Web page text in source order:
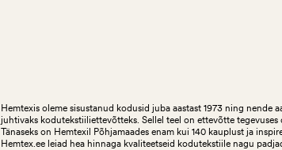
Hemtexis oleme sisustanud kodusid juba aastast 1973 ning nende
juhtivaks kodutekstiiliettevõtteks. Sellel teel on ettevõtte
Tänaseks on Hemtexil Põhjamaades enam kui 140 kauplust ja
Hemtex.ee leiad hea hinnaga kvaliteetseid kodutekstiile nagu